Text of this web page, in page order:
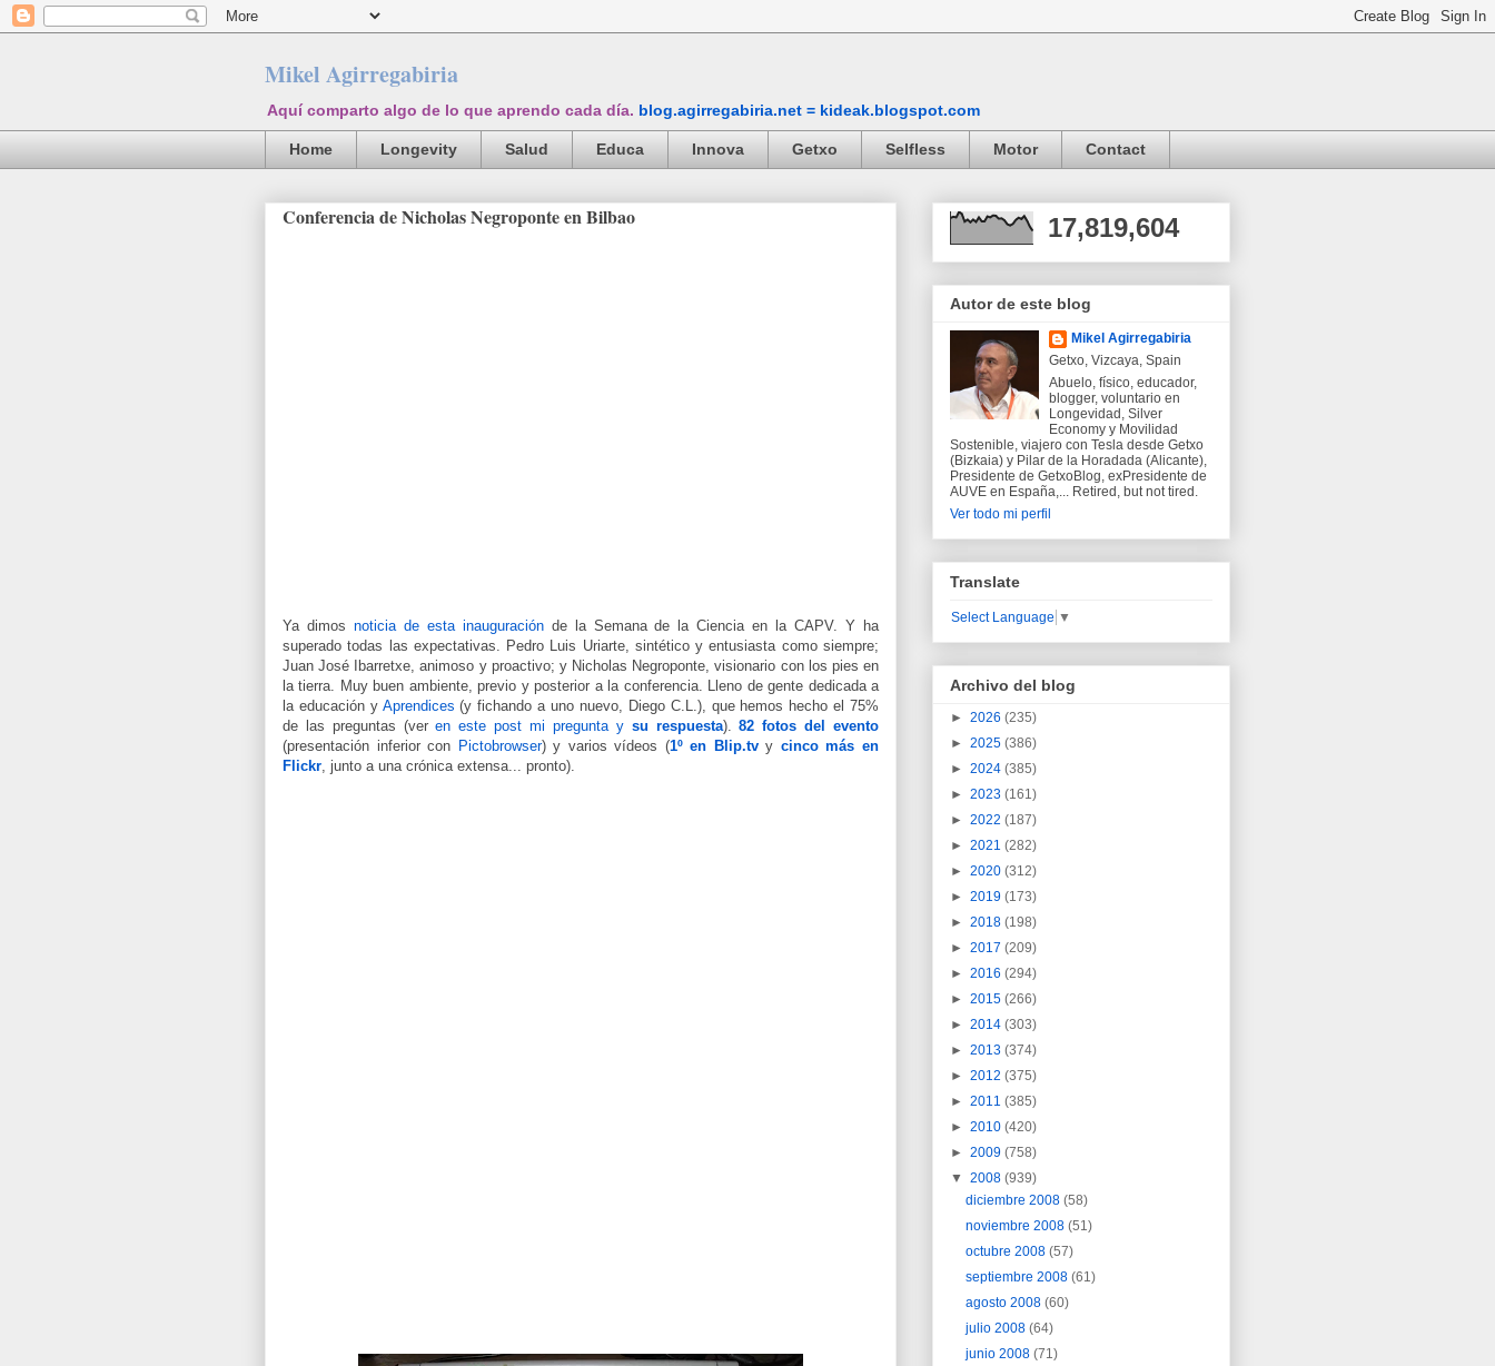
Mikel Agirregabiria
Aquí comparto algo de lo que aprendo cada día. blog.agirregabiria.net = kideak.blogspot.com
Home Longevity Salud Educa Innova Getxo Selfless Motor Contact
Conferencia de Nicholas Negroponte en Bilbao
Ya dimos noticia de esta inauguraciónde la Semana de la Ciencia en la CAPV. Y ha
superado todas las expectativas. Pedro Luis Uriarte, sintético y entusiasta como siempre;
Juan José Ibarretxe, animoso y proactivo; y Nicholas Negroponte, visionario con los pies en
la tierra. Muy buen ambiente, previo y posterior a la conferencia. Lleno de gente dedicada a
la educación y Aprendices (y fichando a uno nuevo, Diego C.L.), que hemos hecho el 75%
de las preguntas (veren este post mi pregunta y su respuesta).82 fotos del evento
(presentación inferior con Pictobrowser) y varios vídeos (1º en Blip.tvy cinco más en
Flickr , junto a una crónica extensa... pronto).
17,819,604
Autor de este blog
Mikel Agirregabiria
Getxo, Vizcaya, Spain
Abuelo, físico, educador,
blogger, voluntario en
Longevidad, Silver
Economy y Movilidad
Sostenible, viajero con Tesla desde Getxo
(Bizkaia) y Pilar de la Horadada (Alicante),
Presidente de GetxoBlog, exPresidente de
AUVE en España,... Retired, but not tired.
Ver todo mi perfil
Translate
Select Language ▼
Archivo del blog
► 2026 (235)
► 2025 (386)
► 2024 (385)
► 2023 (161)
► 2022 (187)
► 2021 (282)
► 2020 (312)
► 2019 (173)
► 2018 (198)
► 2017 (209)
► 2016 (294)
► 2015 (266)
► 2014 (303)
► 2013 (374)
► 2012 (375)
► 2011 (385)
► 2010 (420)
► 2009 (758)
▼ 2008 (939)
diciembre 2008(58)
noviembre 2008(51)
octubre 2008(57)
septiembre 2008(61)
agosto 2008(60)
julio 2008(64)
junio 2008(71)